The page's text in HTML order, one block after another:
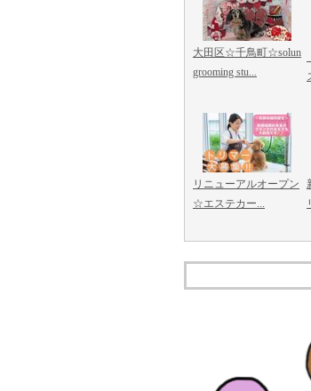
大田区☆千鳥町☆solun
grooming stu...
リニューアルオープン
☆エステカー...